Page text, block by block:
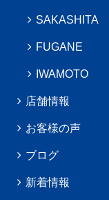
SAKASHITA
FUGANE
IWAMOTO
店舗情報
お客様の声
ブログ
新着情報